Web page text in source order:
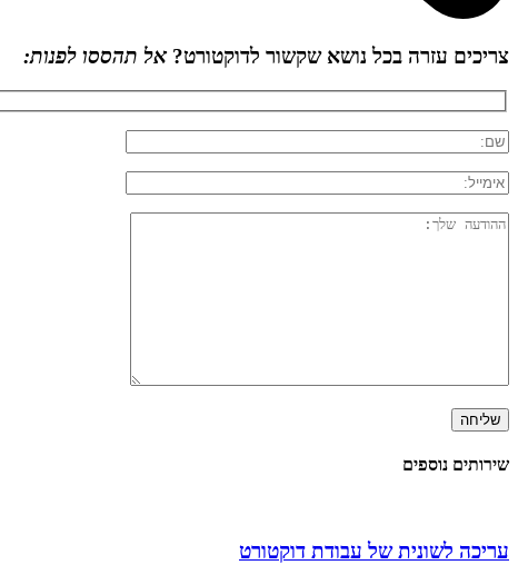
צריכים עזרה בכל נושא שקשור לדוקטורט?אל תהססו לפנות:
שירותים נוספים
עריכה לשונית של עבודת דוקטורט